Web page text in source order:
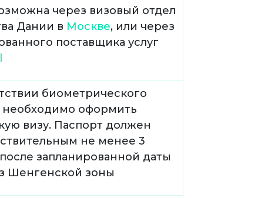
через визовый отдел
Дании в Москве, или через
поставщика услуг
биометрического
необходимо оформить
визу. Паспорт должен
не менее 3
запланированной даты
Шенгенской зоны